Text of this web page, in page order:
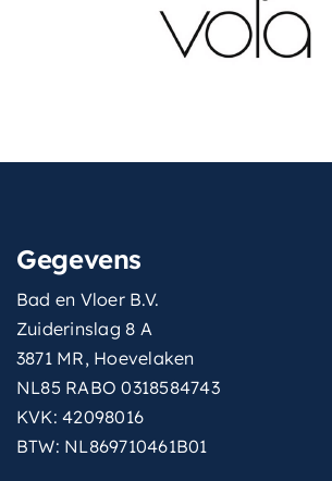
Gegevens
Bad en Vloer B.V.
Zuiderinslag 8 A
3871 MR, Hoevelaken
NL85 RABO 0318584743
KVK: 42098016
BTW: NL869710461B01